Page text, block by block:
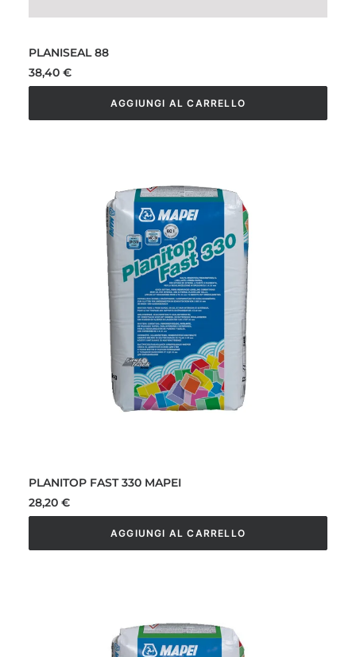
PLANISEAL 88
38,40 €
AGGIUNGI AL CARRELLO
PLANITOP FAST 330 MAPEI
28,20 €
AGGIUNGI AL CARRELLO